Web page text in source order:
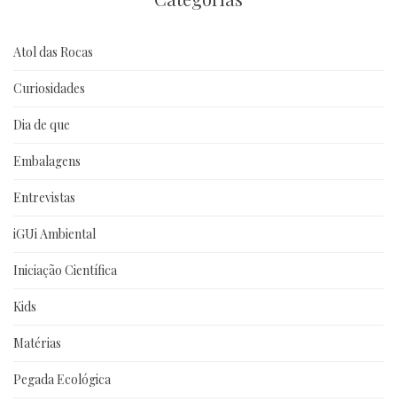
Atol das Rocas
Curiosidades
Dia de que
Embalagens
Entrevistas
iGUi Ambiental
Iniciação Científica
Kids
Matérias
Pegada Ecológica